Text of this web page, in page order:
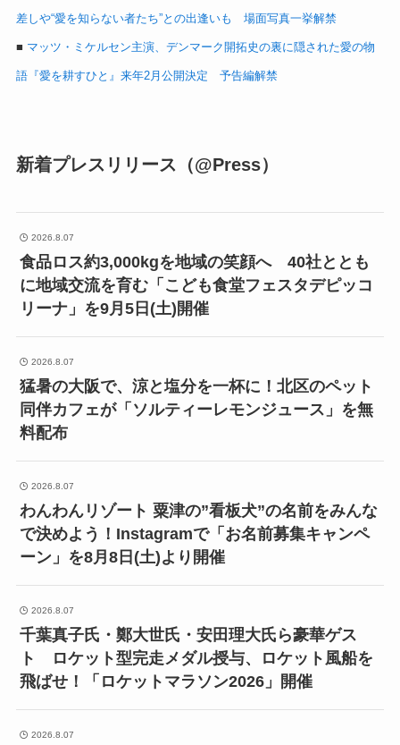
差しや“愛を知らない者たち”との出逢いも 場面写真一挙解禁
■ マッツ・ミケルセン主演、デンマーク開拓史の裏に隠された愛の物
語『愛を耕すひと』来年2月公開決定 予告編解禁
新着プレスリリース（@Press）
2026.8.07
食品ロス約3,000kgを地域の笑顔へ 40社ととも
に地域交流を育む「こども食堂フェスタデピッコ
リーナ」を9月5日(土)開催
2026.8.07
猛暑の大阪で、涼と塩分を一杯に！北区のペット
同伴カフェが「ソルティーレモンジュース」を無
料配布
2026.8.07
わんわんリゾート 粟津の”看板犬”の名前をみんな
で決めよう！Instagramで「お名前募集キャンペ
ーン」を8月8日(土)より開催
2026.8.07
千葉真子氏・鄭大世氏・安田理大氏ら豪華ゲス
ト ロケット型完走メダル授与、ロケット風船を
飛ばせ！「ロケットマラソン2026」開催
2026.8.07